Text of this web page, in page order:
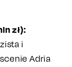
zł):
i
Adria